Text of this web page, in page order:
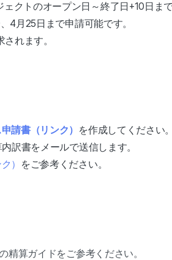
クトのオープン日～終了日+10日ま
4月25日まで申請可能です。
れます。
請書（リンク） を作成してください
訳書をメールで送信します。
） をご参考ください。
算ガイドをご参考ください。